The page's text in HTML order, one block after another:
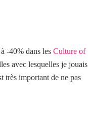
-40% dans les Culture of
avec lesquelles je jouais
très important de ne pas